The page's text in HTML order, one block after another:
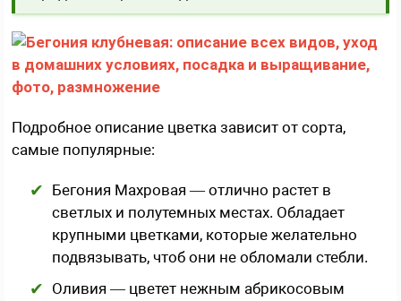
Подробное описание цветка зависит от сорта,
самые популярные:
Бегония Махровая — отлично растет в
светлых и полутемных местах. Обладает
крупными цветками, которые желательно
подвязывать, чтоб они не обломали стебли.
Оливия — цветет нежным абрикосовым